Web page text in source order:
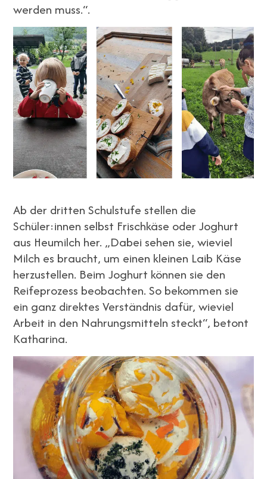
werden muss.“.
Ab der dritten Schulstufe stellen die
Schüler:innen selbst Frischkäse oder Joghurt
aus Heumilch her. „Dabei sehen sie, wieviel
Milch es braucht, um einen kleinen Laib Käse
herzustellen. Beim Joghurt können sie den
Reifeprozess beobachten. So bekommen sie
ein ganz direktes Verständnis dafür, wieviel
Arbeit in den Nahrungsmitteln steckt“, betont
Katharina.